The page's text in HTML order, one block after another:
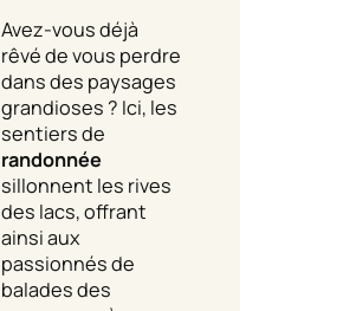
Avez-vous déjà
rêvé de vous perdre
dans des paysages
grandioses ? Ici, les
sentiers de
randonnée
sillonnent les rives
des lacs, offrant
ainsi aux
passionnés de
balades des